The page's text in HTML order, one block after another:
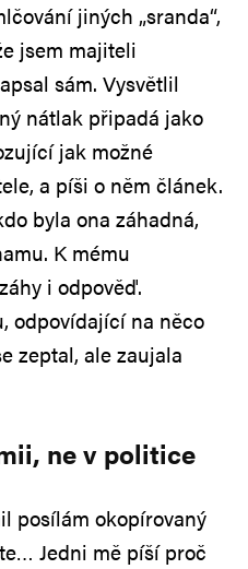
jiných „sranda“,
jsem majiteli
sám. Vysvětlil
nátlak připadá jako
jak možné
a píši o něm článek.
byla ona záhadná,
K mému
i odpověď.
odpovídající na něco
zeptal, ale zaujala
ne v politice
posílám okopírovaný
Jedni mě píší proč